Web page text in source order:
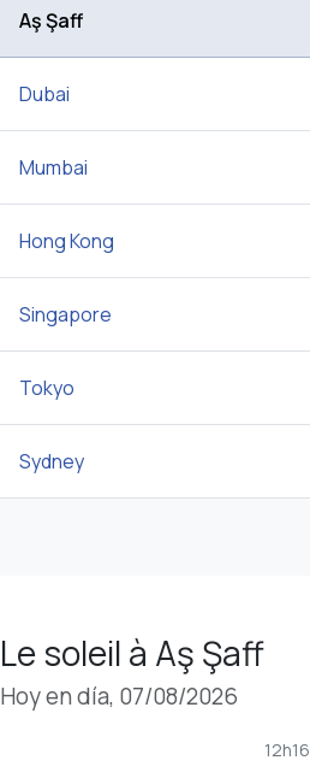
Aş Şaff
Dubai
Mumbai
Hong Kong
Singapore
Tokyo
Sydney
Le soleil à Aş Şaff
Hoy en día, 07/08/2026
12h16